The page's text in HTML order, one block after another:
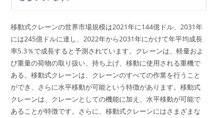
移動式クレーンの世界市場規模は2021年に144億ドル、2031年
には245億ドルに達し、2022年から2031年にかけて年平均成長
率5.3％で成長すると予測されています。クレーンは、軽量およ
び重量の荷物の取り扱い、持ち上げ、移動に使用される重機で
ある。移動式クレーンは、クレーンのすべての作業を行うこと
ができ、さらに水平移動が可能という特徴があります。移動式
クレーンは、クレーンとしての機能に加え、水平移動が可能で
あることが特徴です。さらに、移動式クレーンにはさまざまな